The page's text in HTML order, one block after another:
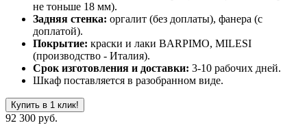
не тоньше 18 мм).
Задняя стенка: оргалит (без доплаты), фанера (с
доплатой).
Покрытие: краски и лаки BARPIMO, MILESI
(производство - Италия).
Срок изготовления и доставки: 3-10 рабочих дней.
Шкаф поставляется в разобранном виде.
Купить в 1 клик!
92 300 руб.